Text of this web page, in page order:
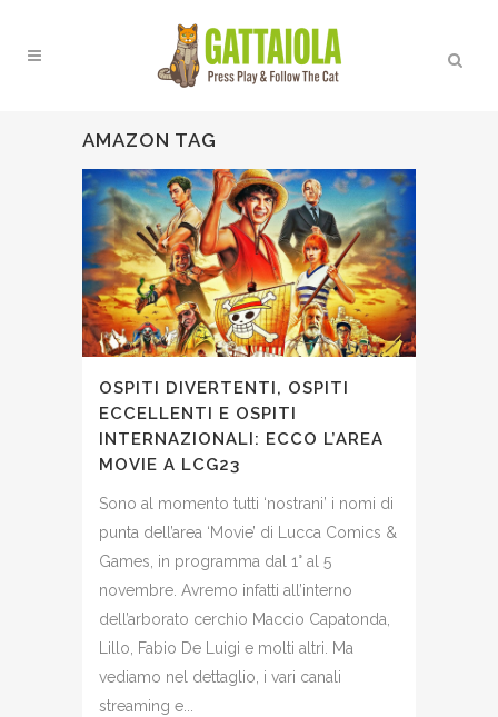
AMAZON TAG
OSPITI DIVERTENTI, OSPITI
ECCELLENTI E OSPITI
INTERNAZIONALI: ECCO L’AREA
MOVIE A LCG23
Sono al momento tutti ‘nostrani’ i nomi di
punta dell’area ‘Movie’ di Lucca Comics &
Games, in programma dal 1° al 5
novembre. Avremo infatti all’interno
dell’arborato cerchio Maccio Capatonda,
Lillo, Fabio De Luigi e molti altri. Ma
vediamo nel dettaglio, i vari canali
streaming e...